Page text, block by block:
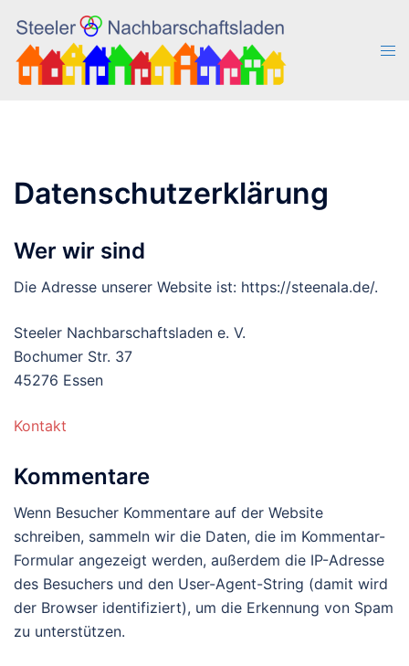
Inhalt
springen
Datenschutzerklärung
Wer wir sind
Die Adresse unserer Website ist: https://steenala.de/.
Steeler Nachbarschaftsladen e. V.
Bochumer Str. 37
45276 Essen
Kontakt
Kommentare
Wenn Besucher Kommentare auf der Website
schreiben, sammeln wir die Daten, die im Kommentar-
Formular angezeigt werden, außerdem die IP-Adresse
des Besuchers und den User-Agent-String (damit wird
der Browser identifiziert), um die Erkennung von Spam
zu unterstützen.